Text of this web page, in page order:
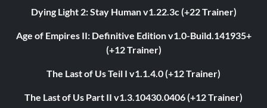
Dying Light 2: Stay Human v1.22.3c (+22 Trainer)
Age of Empires II: Definitive Edition v1.0-Build.141935+
(+12 Trainer)
The Last of Us Teil I v1.1.4.0 (+12 Trainer)
The Last of Us Part II v1.3.10430.0406 (+12 Trainer)